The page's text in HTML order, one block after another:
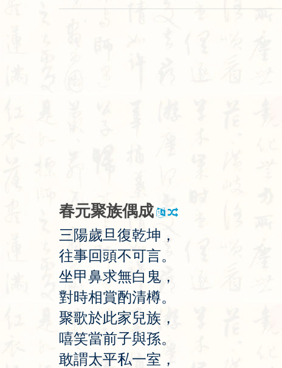
春元聚族偶成
三陽歲 旦復乾坤 ，
往事回頭不可言。
坐甲鼻求無白 鬼 ，
對時相賞酌清樽。
聚歌於此家兒族 ，
嘻笑當前子與孫。
敢謂太平私一室 ，